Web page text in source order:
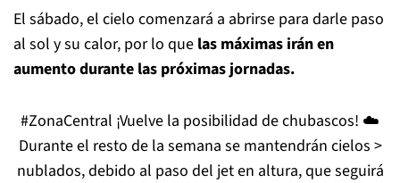
El sábado, el cielo comenzará a abrirse para darle paso
al sol y su calor, por lo que las máximas irán en
aumento durante las próximas jornadas.
#ZonaCentral ¡Vuelve la posibilidad de chubascos! ☁️️
Durante el resto de la semana se mantendrán cielos >
nublados, debido al paso del jet en altura, que seguirá